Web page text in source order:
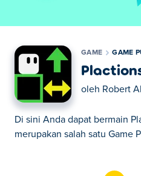
GAME GAME
oleh Robert
Di sini Anda dapat bermain
merupakan salah satu Game